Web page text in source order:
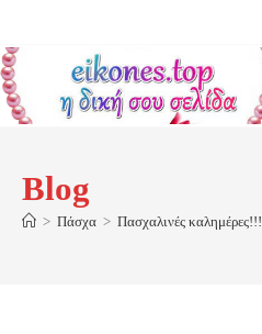
content
Blog
> Πάσχα > Πασχαλινές καλημέρες!!!